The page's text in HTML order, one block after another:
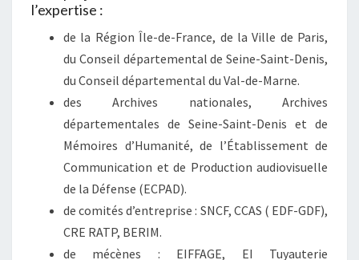
l’expertise :
de la Région Île-de-France, de la Ville de Paris,
du Conseil départemental de Seine-Saint-Denis,
du Conseil départemental du Val-de-Marne.
des Archives nationales, Archives
départementales de Seine-Saint-Denis et de
Mémoires d’Humanité, de l’Établissement de
Communication et de Production audiovisuelle
de la Défense (ECPAD).
de comités d’entreprise : SNCF, CCAS ( EDF-GDF),
CRE RATP, BERIM.
de mécènes : EIFFAGE, EI Tuyauterie